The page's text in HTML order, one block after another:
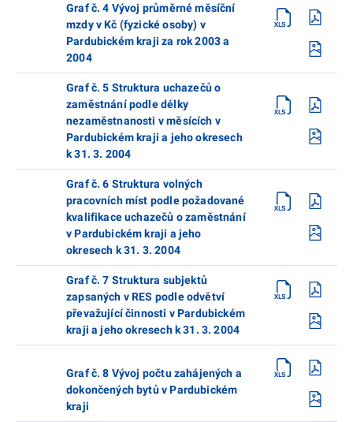
Graf č. 4 Vývoj průměrné měsíční
mzdy v Kč (fyzické osoby) v
Pardubickém kraji za rok 2003 a
2004
Graf č. 5 Struktura uchazečů o
zaměstnání podle délky
nezaměstnanosti v měsících v
Pardubickém kraji a jeho okresech
k 31. 3. 2004
Graf č. 6 Struktura volných
pracovních míst podle požadované
kvalifikace uchazečů o zaměstnání
v Pardubickém kraji a jeho
okresech k 31. 3. 2004
Graf č. 7 Struktura subjektů
zapsaných v RES podle odvětví
převažující činnosti v Pardubickém
kraji a jeho okresech k 31. 3. 2004
Graf č. 8 Vývoj počtu zahájených a
dokončených bytů v Pardubickém
kraji